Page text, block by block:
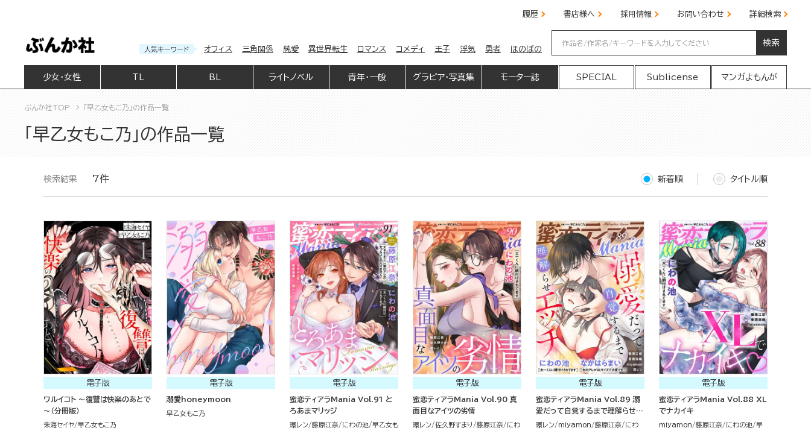
履歴 書店様へ 採用情報 お問い合わせ 詳細検索
人気キーワード オフィス 三角関係 純愛 異世界転生 ロマンス コメディ 王子 浮気 勇者 ほのぼの
検索
少女・女性 BL ライトノベル 青年・一般 グラビア・写真集 モーター誌 SPECIAL Sublicense マンガよもんが
ぶんか社TOP 「早乙女もこ乃」の作品一覧
「早乙女もこ乃」の作品一覧
検索結果 7件 新着順 タイトル順
電子版
ワルイコト ～復讐は快楽のあとで
～（分冊版）
朱海セイヤ 早乙女もこ乃
電子版
溺愛honeymoon
早乙女もこ乃
電子版
蜜恋ティアラMania Vol.91 と
ろあまマリッジ
環レン 藤原江奈 にわの池
早乙女も
電子版
蜜恋ティアラMania Vol.90 真
面目なアイツの劣情
環レン 佐久野すまり 藤原江奈
にわ
電子版
蜜恋ティアラMania Vol.89 溺
愛だって自覚するまで理解らせエ
ッチ
環レン miyamon 藤原江奈
にわ
電子版
蜜恋ティアラMania Vol.88 XL
でナカイキ
miyamon 藤原江奈 にわの池
早